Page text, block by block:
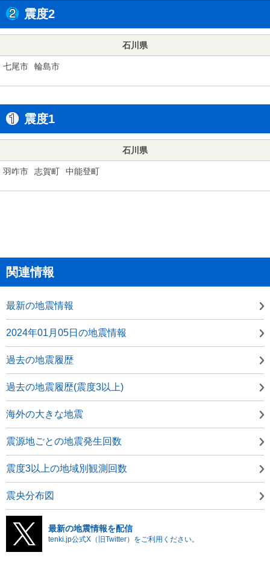
震度2
石川県
七尾市 輪島市
震度1
石川県
羽咋市 志賀町 中能登町
関連情報
最新の地震情報
2024年01月05日の地震情報
過去の地震履歴
過去の地震履歴(震度3以上)
海外の大きな地震
震源地ごとの地震発生回数
震度3以上の地域別観測回数
震央分布図
最新の地震情報を配信
tenki.jp公式X（旧Twitter）をご利用ください。